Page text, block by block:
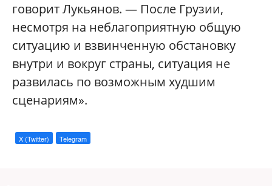
говорит Лукьянов. — После Грузии,
несмотря на неблагоприятную общую
ситуацию и взвинченную обстановку
внутри и вокруг страны, ситуация не
развилась по возможным худшим
сценариям».
X (Twitter) Telegram